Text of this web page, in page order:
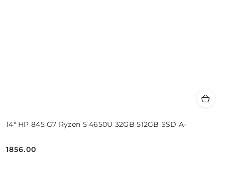
14" HP 845 G7 Ryzen 5 4650U 32GB 512GB SSD A-
Cena:
1856.00